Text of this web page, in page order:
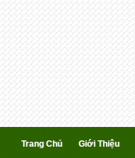
Trang Chủ Giới Thiệu